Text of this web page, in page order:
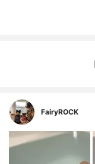
FairyROCK